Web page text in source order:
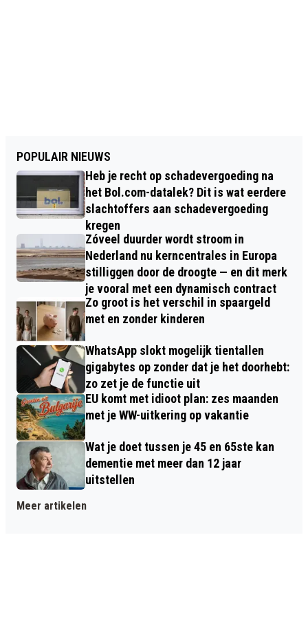
POPULAIR NIEUWS
Heb je recht op schadevergoeding na
het Bol.com-datalek? Dit is wat eerdere
slachtoffers aan schadevergoeding
kregen
Zóveel duurder wordt stroom in
Nederland nu kerncentrales in Europa
stilliggen door de droogte — en dit merk
je vooral met een dynamisch contract
Zo groot is het verschil in spaargeld
met en zonder kinderen
WhatsApp slokt mogelijk tientallen
gigabytes op zonder dat je het doorhebt:
zo zet je de functie uit
EU komt met idioot plan: zes maanden
met je WW-uitkering op vakantie
Wat je doet tussen je 45 en 65ste kan
dementie met meer dan 12 jaar
uitstellen
Meer artikelen